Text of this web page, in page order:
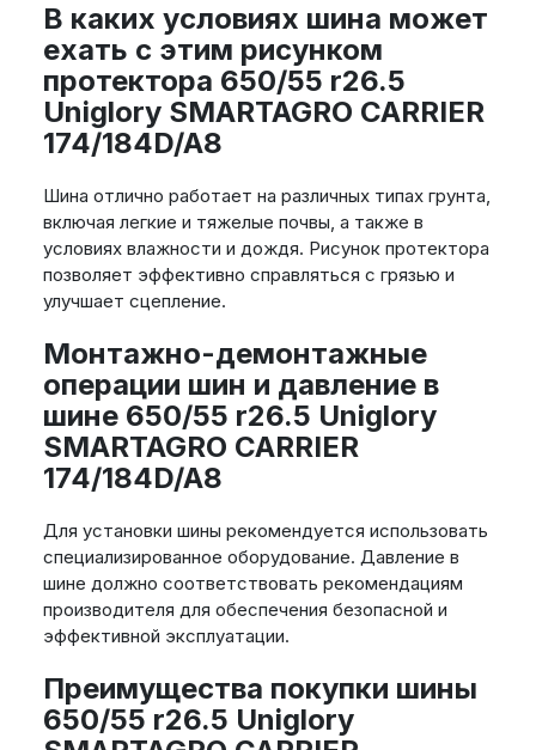
В каких условиях шина может
ехать с этим рисунком
протектора 650/55 r26.5
Uniglory SMARTAGRO CARRIER
174/184D/A8
Шина отлично работает на различных типах грунта,
включая легкие и тяжелые почвы, а также в
условиях влажности и дождя. Рисунок протектора
позволяет эффективно справляться с грязью и
улучшает сцепление.
Монтажно-демонтажные
операции шин и давление в
шине 650/55 r26.5 Uniglory
SMARTAGRO CARRIER
174/184D/A8
Для установки шины рекомендуется использовать
специализированное оборудование. Давление в
шине должно соответствовать рекомендациям
производителя для обеспечения безопасной и
эффективной эксплуатации.
Преимущества покупки шины
650/55 r26.5 Uniglory